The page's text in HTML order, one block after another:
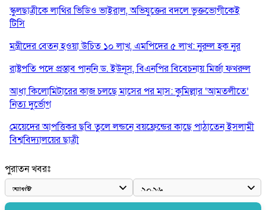
স্কুলছাত্রীকে লাথির ভিডিও ভাইরাল, অভিযুক্তের বদলে ভুক্তভোগীকেই
টিসি
মন্ত্রীদের বেতন হওয়া উচিত ১০ লাখ, এমপিদের ৫ লাখ: নুরুল হক নুর
রাষ্ট্রপতি পদে প্রস্তাব পাননি ড. ইউনূস, বিএনপির বিবেচনায় মির্জা ফখরুল
আধা কিলোমিটারের কাজ চলছে মাসের পর মাস: কুমিল্লার ‘আমতলীতে’
নিত্য দুর্ভোগ
মেয়েদের আপত্তিকর ছবি তুলে লন্ডনে বয়ফ্রেন্ডের কাছে পাঠাতেন ইসলামী
বিশ্ববিদ্যালয়ের ছাত্রী
পুলিশকে পিটিয়ে রক্তাক্ত করেছি এ দৃশ্য কি আপনারা দেখেননি: এনসিপি
নেতা
পাঁচ দেশি মাছে মিলল মাইক্রোপ্লাস্টিক, সবচেয়ে বেশি কই মাছে
পুরাতন খবরঃ